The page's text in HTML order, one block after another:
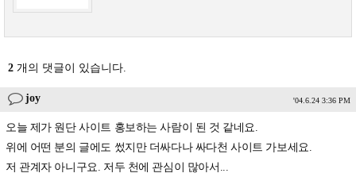
2 개의 댓글이 있습니다.
joy '04.6.24 3:36 PM
오늘 제가 원단 사이트 홍보하는 사람이 된 것 같네요.
위에 어떤 분의 글에도 썼지만 더싸다나 싸다천 사이트 가보세요.
저 관계자 아니구요. 저두 천에 관심이 많아서...